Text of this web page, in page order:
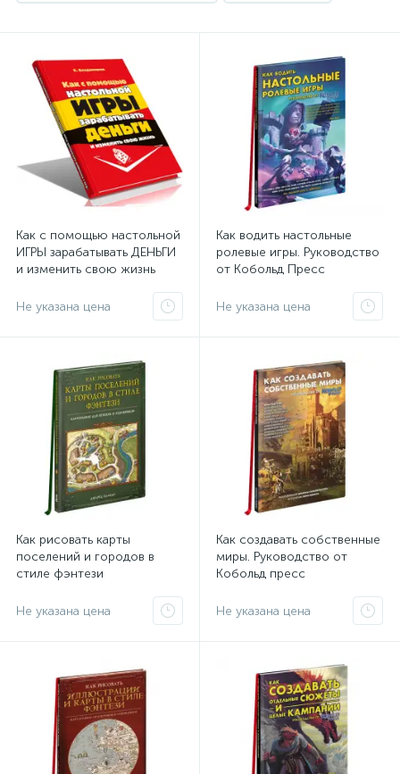
Как с помощью настольной
ИГРЫ зарабатывать ДЕНЬГИ
и изменить свою жизнь
Не указана цена
Как водить настольные
ролевые игры. Руководство
от Кобольд Пресс
Не указана цена
Как рисовать карты
поселений и городов в
стиле фэнтези
Не указана цена
Как создавать собственные
миры. Руководство от
Кобольд пресс
Не указана цена